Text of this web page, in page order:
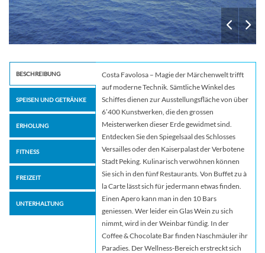
BESCHREIBUNG
SPEISEN UND GETRÄNKE
ERHOLUNG
FITNESS
FREIZEIT
UNTERHALTUNG
Costa Favolosa – Magie der Märchenwelt trifft
auf moderne Technik. Sämtliche Winkel des
Schiffes dienen zur Ausstellungsfläche von über
6’400 Kunstwerken, die den grossen
Meisterwerken dieser Erde gewidmet sind.
Entdecken Sie den Spiegelsaal des Schlosses
Versailles oder den Kaiserpalast der Verbotene
Stadt Peking. Kulinarisch verwöhnen können
Sie sich in den fünf Restaurants. Von Buffet zu à
la Carte lässt sich für jedermann etwas finden.
Einen Apero kann man in den 10 Bars
geniessen. Wer leider ein Glas Wein zu sich
nimmt, wird in der Weinbar fündig. In der
Coffee & Chocolate Bar finden Naschmäuler ihr
Paradies. Der Wellness-Bereich erstreckt sich